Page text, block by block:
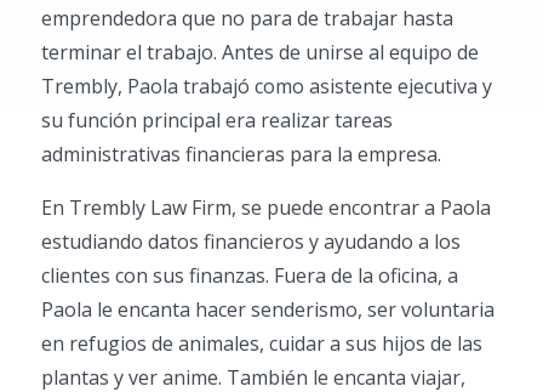
emprendedora que no para de trabajar hasta
terminar el trabajo. Antes de unirse al equipo de
Trembly, Paola trabajó como asistente ejecutiva y
su función principal era realizar tareas
administrativas financieras para la empresa.
En Trembly Law Firm, se puede encontrar a Paola
estudiando datos financieros y ayudando a los
clientes con sus finanzas. Fuera de la oficina, a
Paola le encanta hacer senderismo, ser voluntaria
en refugios de animales, cuidar a sus hijos de las
plantas y ver anime. También le encanta viajar,